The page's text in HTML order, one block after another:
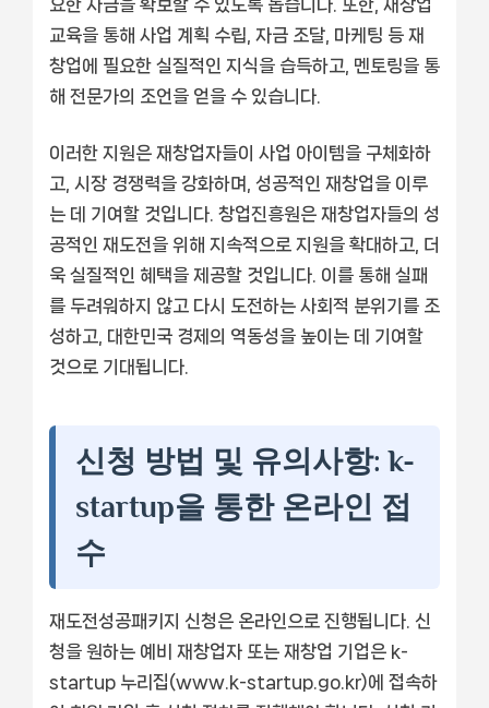
요한 자금을 확보할 수 있도록 돕습니다. 또한, 재창업
교육을 통해 사업 계획 수립, 자금 조달, 마케팅 등 재
창업에 필요한 실질적인 지식을 습득하고, 멘토링을 통
해 전문가의 조언을 얻을 수 있습니다.
이러한 지원은 재창업자들이 사업 아이템을 구체화하
고, 시장 경쟁력을 강화하며, 성공적인 재창업을 이루
는 데 기여할 것입니다. 창업진흥원은 재창업자들의 성
공적인 재도전을 위해 지속적으로 지원을 확대하고, 더
욱 실질적인 혜택을 제공할 것입니다. 이를 통해 실패
를 두려워하지 않고 다시 도전하는 사회적 분위기를 조
성하고, 대한민국 경제의 역동성을 높이는 데 기여할
것으로 기대됩니다.
신청 방법 및 유의사항: k-
startup을 통한 온라인 접
수
재도전성공패키지 신청은 온라인으로 진행됩니다. 신
청을 원하는 예비 재창업자 또는 재창업 기업은 k-
startup 누리집(www.k-startup.go.kr)에 접속하